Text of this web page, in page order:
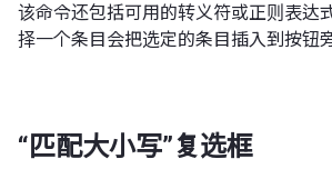
该命令还包括可用的转义符或正则表达
择一个条目会把选定的条目插入到按钮
“匹配大小写”复选框